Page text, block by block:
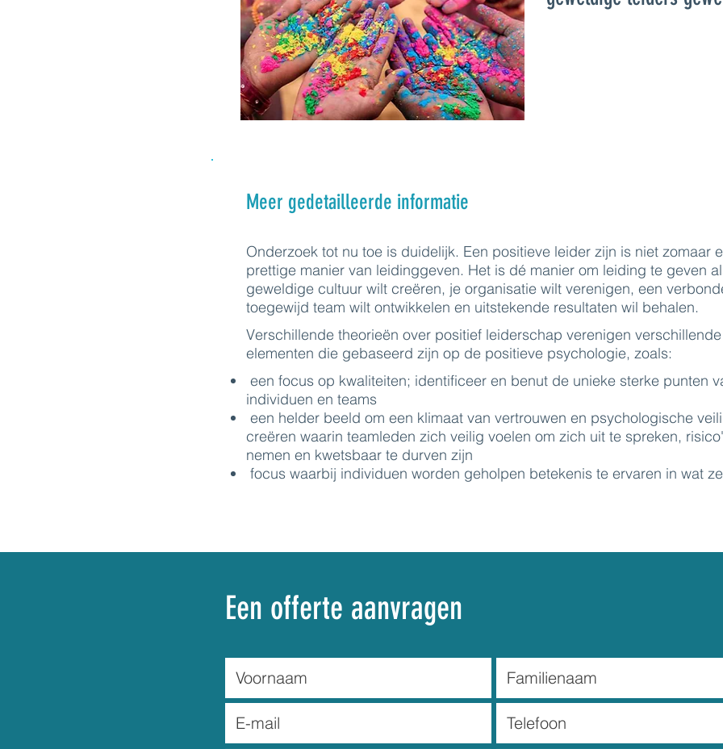
Meer gedetailleerde informatie
Onderzoek tot nu toe is duidelijk. Een positieve leider zijn is niet zomaar
prettige manier van leidinggeven. Het is dé manier om leiding te geven
geweldige cultuur wilt creëren, je organisatie wilt verenigen, een
toegewijd team wilt ontwikkelen en uitstekende resultaten wil behalen.
Verschillende theorieën over positief leiderschap verenigen verschillende
elementen die gebaseerd zijn op de positieve psychologie, zoals:
een focus op kwaliteiten; identificeer en benut de unieke sterke punten
individuen en teams
een helder beeld om een klimaat van vertrouwen en psychologische
creëren waarin teamleden zich veilig voelen om zich uit te spreken,
nemen en kwetsbaar te durven zijn
focus waarbij individuen worden geholpen betekenis te ervaren in wat
Een offerte aanvragen